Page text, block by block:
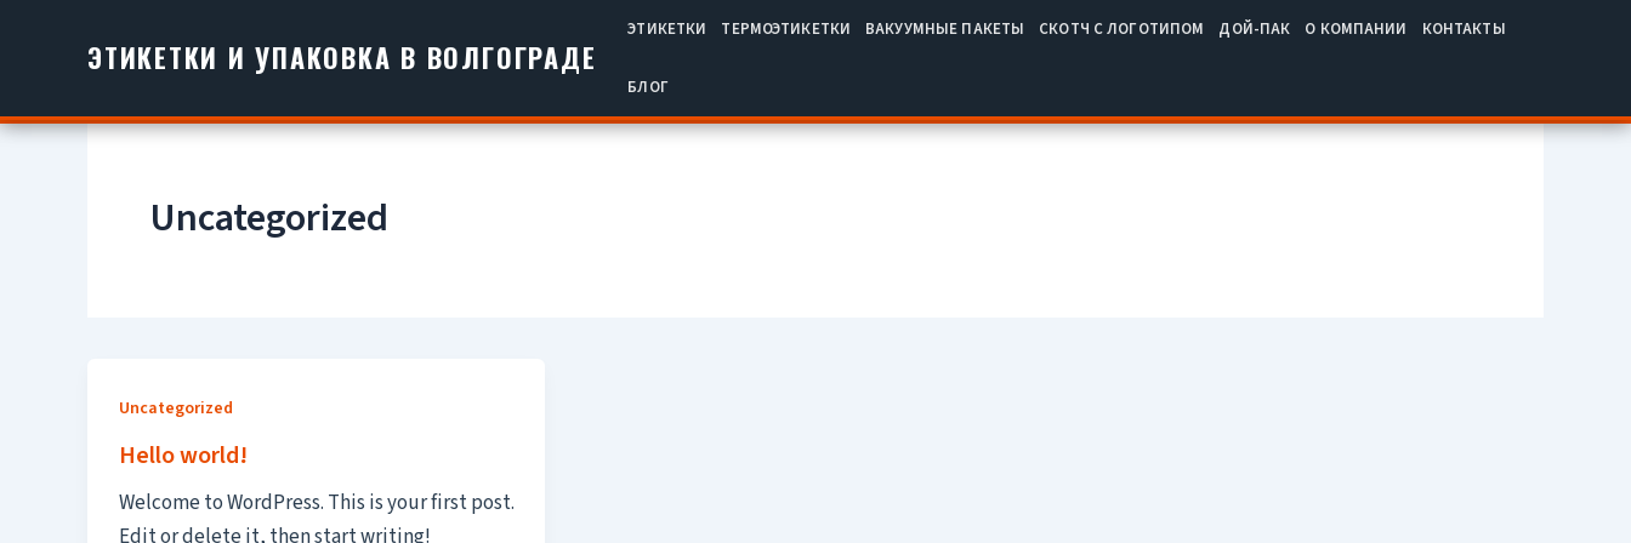
ЭТИКЕТКИ И УПАКОВКА В ВОЛГОГРАДЕ
ЭТИКЕТКИ ТЕРМОЭТИКЕТКИ ВАКУУМНЫЕ ПАКЕТЫ СКОТЧ С ЛОГОТИПОМ ДОЙ-ПАК О КОМПАНИИ КОНТАКТЫ
БЛОГ
Uncategorized
Uncategorized
Hello world!
Welcome to WordPress. This is your first post.
Edit or delete it, then start writing!